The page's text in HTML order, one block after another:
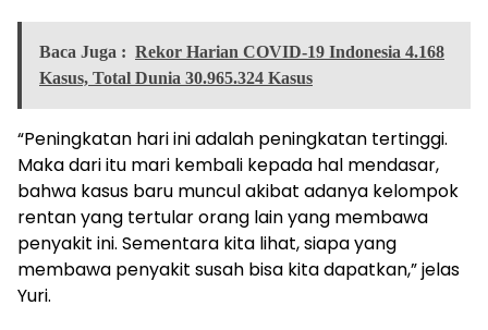
Baca Juga : Rekor Harian COVID-19 Indonesia 4.168
Kasus, Total Dunia 30.965.324 Kasus
“Peningkatan hari ini adalah peningkatan tertinggi.
Maka dari itu mari kembali kepada hal mendasar,
bahwa kasus baru muncul akibat adanya kelompok
rentan yang tertular orang lain yang membawa
penyakit ini. Sementara kita lihat, siapa yang
membawa penyakit susah bisa kita dapatkan,” jelas
Yuri.